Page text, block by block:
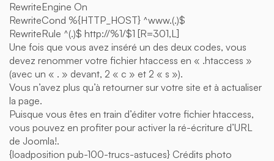
RewriteEngine On
RewriteCond %{HTTP_HOST} ^www.(.)$
RewriteRule ^(.)$ http://%1/$1 [R=301,L]
Une fois que vous avez inséré un des deux codes, vous
devez renommer votre fichier htaccess en « .htaccess »
(avec un « . » devant, 2 « c » et 2 « s »).
Vous n’avez plus qu’à retourner sur votre site et à actualiser
la page.
Puisque vous êtes en train d’éditer votre fichier htaccess,
vous pouvez en profiter pour activer la ré-écriture d’URL
de Joomla!.
{loadposition pub-100-trucs-astuces} Crédits photo